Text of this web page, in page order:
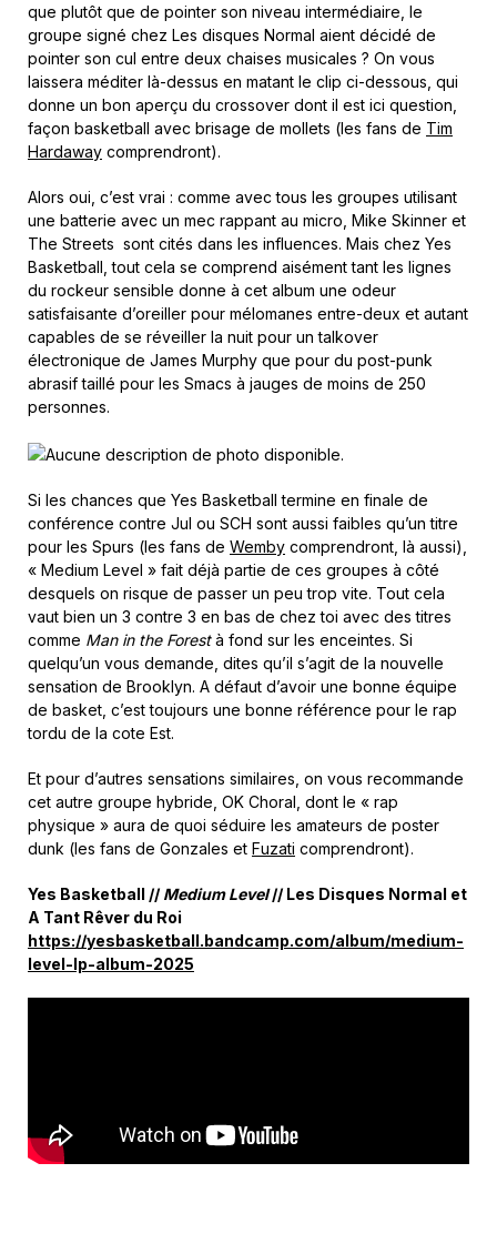
que plutôt que de pointer son niveau intermédiaire, le
groupe signé chez Les disques Normal aient décidé de
pointer son cul entre deux chaises musicales ? On vous
laissera méditer là-dessus en matant le clip ci-dessous, qui
donne un bon aperçu du crossover dont il est ici question,
façon basketball avec brisage de mollets (les fans de Tim
Hardaway comprendront).
Alors oui, c’est vrai : comme avec tous les groupes utilisant
une batterie avec un mec rappant au micro, Mike Skinner et
The Streets sont cités dans les influences. Mais chez Yes
Basketball, tout cela se comprend aisément tant les lignes
du rockeur sensible donne à cet album une odeur
satisfaisante d’oreiller pour mélomanes entre-deux et autant
capables de se réveiller la nuit pour un talkover
électronique de James Murphy que pour du post-punk
abrasif taillé pour les Smacs à jauges de moins de 250
personnes.
Si les chances que Yes Basketball termine en finale de
conférence contre Jul ou SCH sont aussi faibles qu’un titre
pour les Spurs (les fans de Wemby comprendront, là aussi),
« Medium Level » fait déjà partie de ces groupes à côté
desquels on risque de passer un peu trop vite. Tout cela
vaut bien un 3 contre 3 en bas de chez toi avec des titres
comme Man in the Forestà fond sur les enceintes. Si
quelqu’un vous demande, dites qu’il s’agit de la nouvelle
sensation de Brooklyn. A défaut d’avoir une bonne équipe
de basket, c’est toujours une bonne référence pour le rap
tordu de la cote Est.
Et pour d’autres sensations similaires, on vous recommande
cet autre groupe hybride, OK Choral, dont le « rap
physique » aura de quoi séduire les amateurs de poster
dunk (les fans de Gonzales et Fuzati comprendront).
Yes Basketball // Medium Level// Les Disques Normal et
A Tant Rêver du Roi
https://yesbasketball.bandcamp.com/album/medium-
level-lp-album-2025